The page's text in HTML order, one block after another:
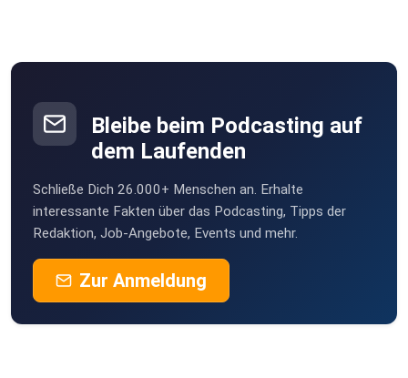
Bleibe beim Podcasting auf
dem Laufenden
Schließe Dich 26.000+ Menschen an. Erhalte
interessante Fakten über das Podcasting, Tipps der
Redaktion, Job-Angebote, Events und mehr.
Zur Anmeldung